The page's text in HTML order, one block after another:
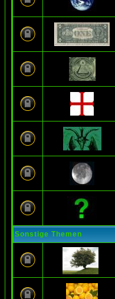
Sonstige Themen